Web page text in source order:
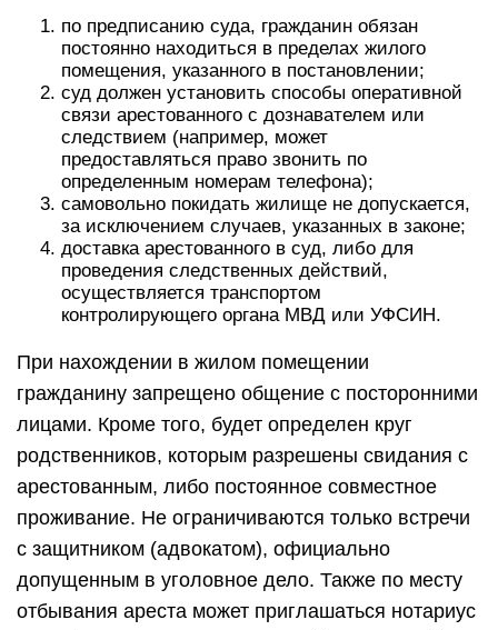
по предписанию суда, гражданин обязан
постоянно находиться в пределах жилого
помещения, указанного в постановлении;
суд должен установить способы оперативной
связи арестованного с дознавателем или
следствием (например, может
предоставляться право звонить по
определенным номерам телефона);
самовольно покидать жилище не допускается,
за исключением случаев, указанных в законе;
доставка арестованного в суд, либо для
проведения следственных действий,
осуществляется транспортом
контролирующего органа МВД или УФСИН.
При нахождении в жилом помещении
гражданину запрещено общение с посторонними
лицами. Кроме того, будет определен круг
родственников, которым разрешены свидания с
арестованным, либо постоянное совместное
проживание. Не ограничиваются только встречи
с защитником (адвокатом), официально
допущенным в уголовное дело. Также по месту
отбывания ареста может приглашаться нотариус